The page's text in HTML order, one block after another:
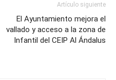
Artículo siguiente
El Ayuntamiento mejora el
vallado y acceso a la zona de
Infantil del CEIP Al Ándalus